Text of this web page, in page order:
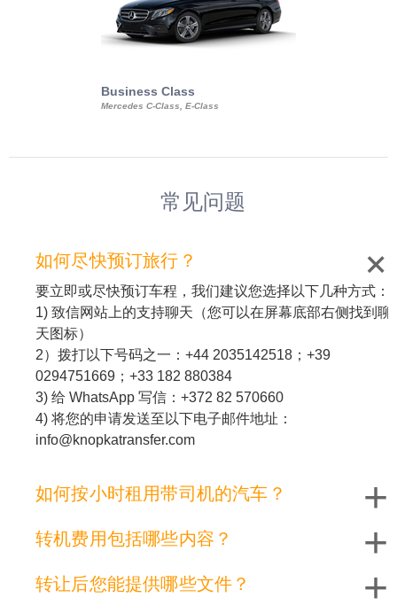
Business Class
Mercedes C-Class, E-Class
常见问题
如何尽快预订旅行？
要立即或尽快预订车程，我们建议您选择以下几种方式：
1) 致信网站上的支持聊天（您可以在屏幕底部右侧找到聊
天图标）
2）拨打以下号码之一：+44 2035142518；+39
0294751669；+33 182 880384
3) 给 WhatsApp 写信：+372 82 570660
4) 将您的申请发送至以下电子邮件地址：
info@knopkatransfer.com
如何按小时租用带司机的汽车？ +
转机费用包括哪些内容？ +
转让后您能提供哪些文件？ +